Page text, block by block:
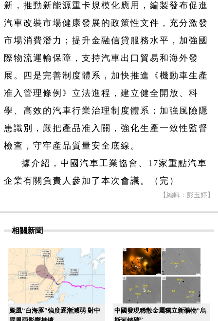
新，推動新能源重卡規模化應用，編製發布促進
汽車改裝市場健康發展的政策性文件，充分激發
市場消費潛力；提升金融信貸服務水平，加強國
際物流運輸保障，支持汽車出口貿易和海外發
展。四是完善制度體系，加快推進《機動車生產
准入管理條例》立法進程，建立健全開放、科
學、高效的汽車行業治理制度體系；加強風險隱
患識別，嚴把產品准入關，強化生產一致性監督
檢查，守牢產品質量安全底線。
據介紹，中國汽車工業協會、17家重點汽車
企業有關負責人參加了本次會議。（完）
【編輯：彭玉婷】
相關新聞
颱風“白海豚”強度逐漸減弱 對中
中國發現稀散金屬獨立新礦物“烏